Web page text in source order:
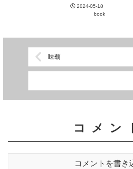
ぶ。教養課程の情報の副読本にも
良いかもしれない。後半はWebと
2024-05-18
book
コス
的で
味覇
コメン
コメントを書き